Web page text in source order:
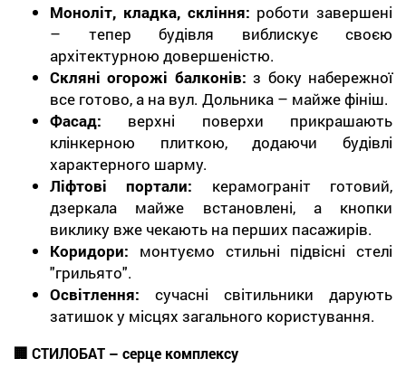
Моноліт, кладка, скління: роботи завершені
– тепер будівля виблискує своєю
архітектурною довершеністю.
Скляні огорожі балконів: з боку набережної
все готово, а на вул. Дольника – майже фініш.
Фасад: верхні поверхи прикрашають
клінкерною плиткою, додаючи будівлі
характерного шарму.
Ліфтові портали: керамограніт готовий,
дзеркала майже встановлені, а кнопки
виклику вже чекають на перших пасажирів.
Коридори: монтуємо стильні підвісні стелі
"грильято".
Освітлення: сучасні світильники дарують
затишок у місцях загального користування.
🏢 СТИЛОБАТ – серце комплексу